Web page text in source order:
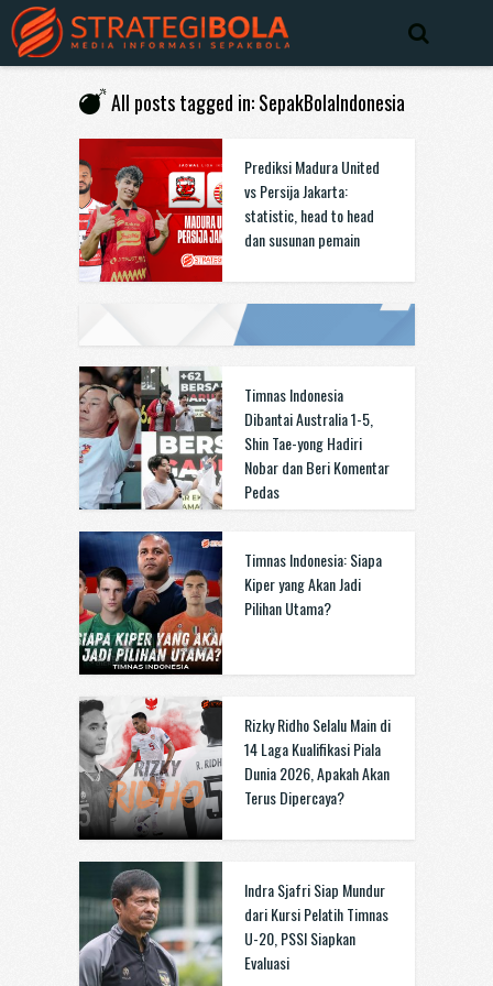
All posts tagged in: SepakBolaIndonesia
Prediksi Madura United
vs Persija Jakarta:
statistic, head to head
dan susunan pemain
Timnas Indonesia
Dibantai Australia 1-5,
Shin Tae-yong Hadiri
Nobar dan Beri Komentar
Pedas
Timnas Indonesia: Siapa
Kiper yang Akan Jadi
Pilihan Utama?
Rizky Ridho Selalu Main di
14 Laga Kualifikasi Piala
Dunia 2026, Apakah Akan
Terus Dipercaya?
Indra Sjafri Siap Mundur
dari Kursi Pelatih Timnas
U-20, PSSI Siapkan
Evaluasi